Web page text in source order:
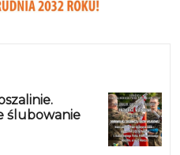
ślubowanie